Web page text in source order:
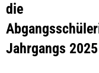
die
Jahrgangs 2025